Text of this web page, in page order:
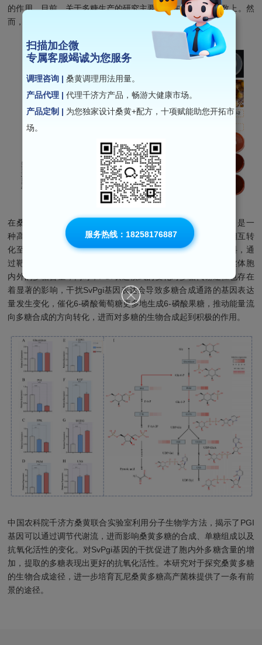
的作用。目前，关于多糖生产的研究主要集中在优化发酵参数上。然
而，原材料限制和环境不稳定性等挑战巨大。
在桑黄多糖（SVP）的生物合成中，磷酸葡萄糖异构酶（PGI）是一
种高度保守的酶，对糖酵解以及6-磷酸葡萄糖和6-磷酸果糖的相互转
化至关重要。因此，本研究以千济方瓦尼桑黄菌(GJF-3)为材料，通
过靶向沉默多糖合成通路中的关键基因PGI，发现其提高了菌丝体胞
内外的多糖含量；同时，PGI表达模式的变化对多糖代谢途径也存在
着显著的影响，干扰SvPgi基因表达会导致多糖合成通路的基因表达
量发生变化，催化6-磷酸葡萄糖更多地生成6-磷酸果糖，推动能量流
向多糖合成的方向转化，进而对多糖的生物合成起到积极的作用。
中国农科院千济方桑黄联合实验室利用分子生物学方法，揭示了PGI
基因可以通过调节代谢流，进而影响桑黄多糖的合成、单糖组成以及
抗氧化活性的变化。对SvPgi基因的干扰促进了胞内外多糖含量的增
加，提取的多糖表现出更好的抗氧化活性。本研究对于探究桑黄多糖
的生物合成途径，进一步培育瓦尼桑黄多糖高产菌株提供了一条有前
景的途径。
扫描加企微
专属客服竭诚为您服务
调理咨询 | 桑黄调理用法用量。
产品代理 | 代理千济方产品，畅游大健康市场。
产品定制 | 为您独家设计桑黄+配方，十项赋能助您开拓市
场。
服务热线：18258176887